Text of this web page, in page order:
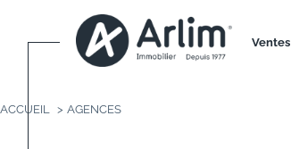
ventes
ACCUEIL AGENCES